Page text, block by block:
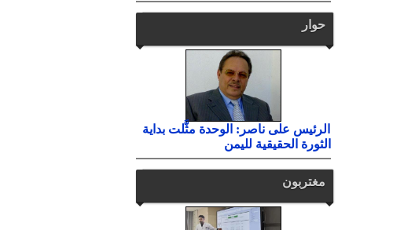
حوار
الرئيس على ناصر: الوحدة مثَّلت بداية
الثورة الحقيقية لليمن
مغتربون